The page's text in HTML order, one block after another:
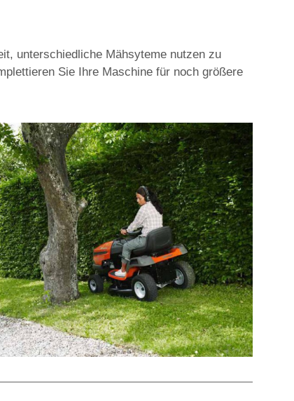
unterschiedliche Mähsyteme nutzen zu
Sie Ihre Maschine für noch größere